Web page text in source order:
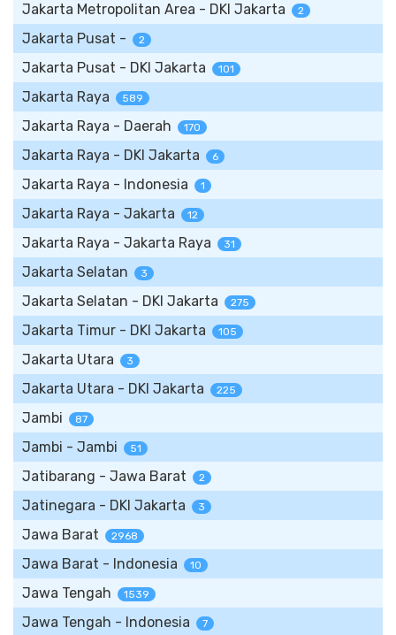
Jakarta Metropolitan Area - DKI Jakarta 2
Jakarta Pusat - 2
Jakarta Pusat - DKI Jakarta 101
Jakarta Raya 589
Jakarta Raya - Daerah 170
Jakarta Raya - DKI Jakarta 6
Jakarta Raya - Indonesia 1
Jakarta Raya - Jakarta 12
Jakarta Raya - Jakarta Raya 31
Jakarta Selatan 3
Jakarta Selatan - DKI Jakarta 275
Jakarta Timur - DKI Jakarta 105
Jakarta Utara 3
Jakarta Utara - DKI Jakarta 225
Jambi 87
Jambi - Jambi 51
Jatibarang - Jawa Barat 2
Jatinegara - DKI Jakarta 3
Jawa Barat 2968
Jawa Barat - Indonesia 10
Jawa Tengah 1539
Jawa Tengah - Indonesia 7